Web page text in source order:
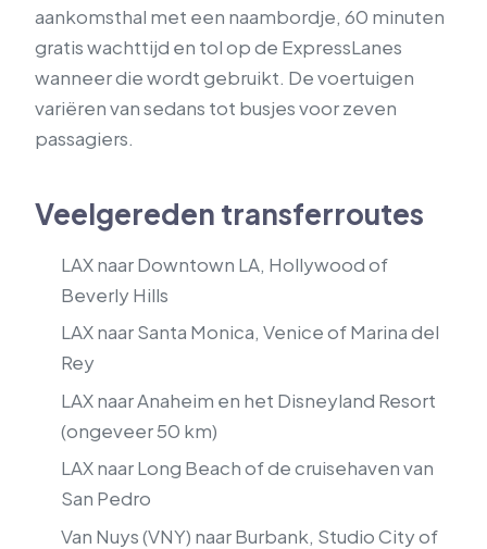
aankomsthal met een naambordje, 60 minuten
gratis wachttijd en tol op de ExpressLanes
wanneer die wordt gebruikt. De voertuigen
variëren van sedans tot busjes voor zeven
passagiers.
Veelgereden transferroutes
LAX naar Downtown LA, Hollywood of
Beverly Hills
LAX naar Santa Monica, Venice of Marina del
Rey
LAX naar Anaheim en het Disneyland Resort
(ongeveer 50 km)
LAX naar Long Beach of de cruisehaven van
San Pedro
Van Nuys (VNY) naar Burbank, Studio City of